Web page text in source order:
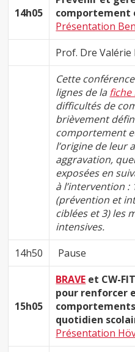
14h05
comportement
Présentation
Prof. Dre Valérie
Cette
lignes de la fiche
difficultés de
brièvement
comportement
l’origine de leur
aggravation,
exposées en
à l’intervention :
(prévention et
ciblées et 3) les
intensives.
14h50
Pause
15h05
BRAVE et CW-
pour renforcer
quotidien
Présentation